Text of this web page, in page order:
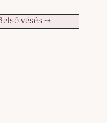
vésés ⤍